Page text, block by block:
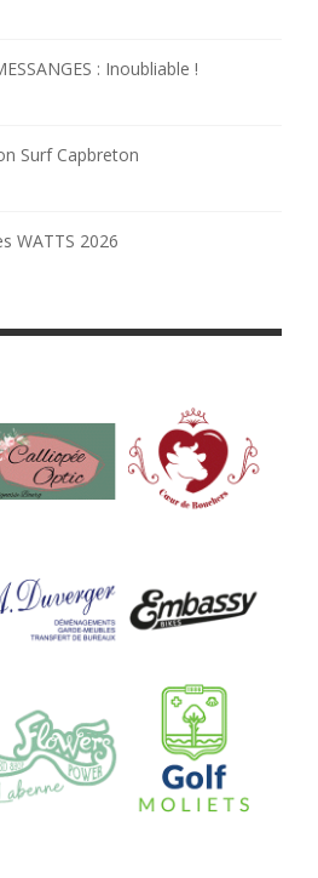
: Inoubliable !
Surf Capbreton
WATTS 2026